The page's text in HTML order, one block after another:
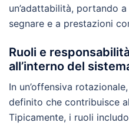
un’adattabilità, portando
segnare e a prestazioni
Ruoli e
all’interno del
In un’offensiva
definito che contribuisce
Tipicamente, i ruoli